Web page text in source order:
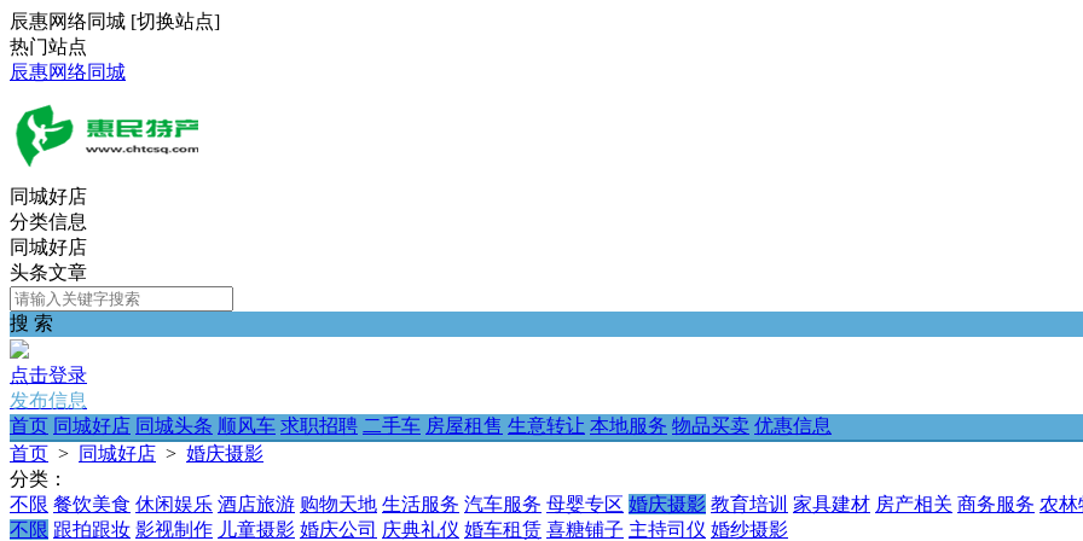
辰惠网络同城 [切换站点]
热门站点
辰惠网络同城
同城好店
分类信息
同城好店
头条文章
搜 索
点击登录
发布信息
首页 同城好店 同城头条 顺风车 求职招聘 二手车 房屋租售 生意转让 本地服务 物品买卖 优惠信息
首页 > 同城好店 > 婚庆摄影
分类：
不限 餐饮美食 休闲娱乐 酒店旅游 购物天地 生活服务 汽车服务 母婴专区 婚庆摄影 教育培训 家具建材 房产相关 商务服务 农林
不限 跟拍跟妆 影视制作 儿童摄影 婚庆公司 庆典礼仪 婚车租赁 喜糖铺子 主持司仪 婚纱摄影